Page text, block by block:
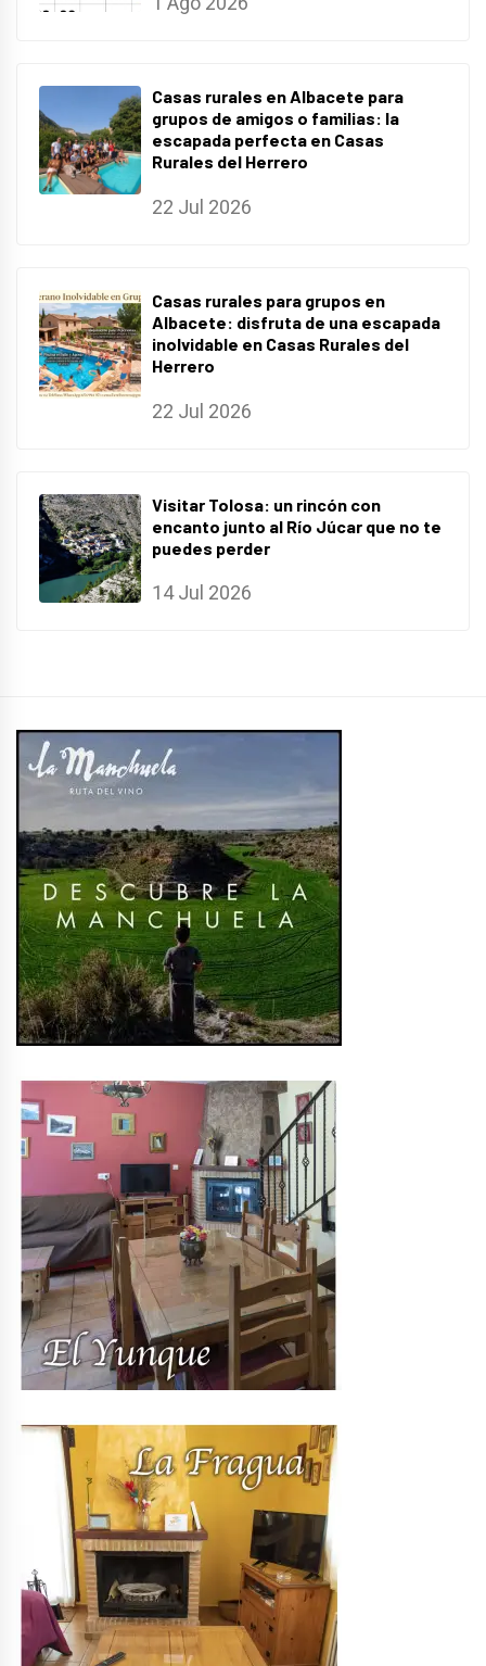
Casas rurales en Albacete para
grupos de amigos o familias: la
escapada perfecta en Casas
Rurales del Herrero
22 Jul 2026
Casas rurales para grupos en
Albacete: disfruta de una escapada
inolvidable en Casas Rurales del
Herrero
22 Jul 2026
Visitar Tolosa: un rincón con
encanto junto al Río Júcar que no te
puedes perder
14 Jul 2026